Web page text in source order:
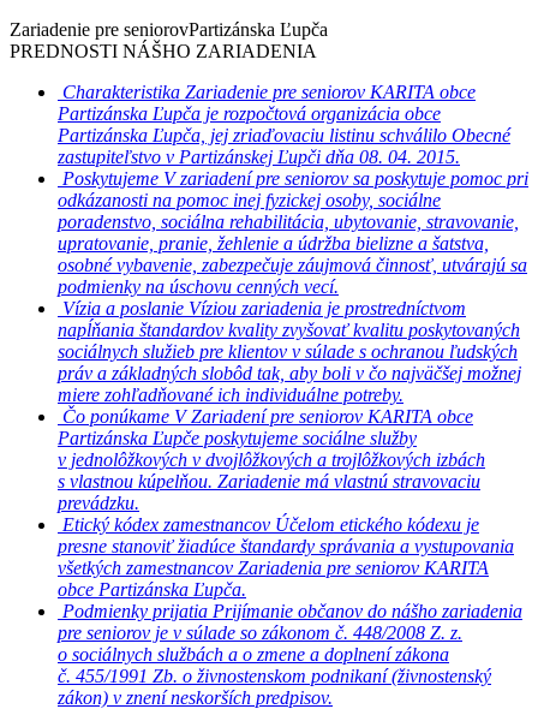
Zariadenie pre seniorovPartizánska Ľupča
PREDNOSTI NÁŠHO ZARIADENIA
Charakteristika Zariadenie pre seniorov KARITA obce
Partizánska Ľupča je rozpočtová organizácia obce
Partizánska Ľupča, jej zriaďovaciu listinu schválilo Obecné
zastupiteľstvo v Partizánskej Ľupči dňa 08. 04. 2015.
Poskytujeme V zariadení pre seniorov sa poskytuje pomoc pri
odkázanosti na pomoc inej fyzickej osoby, sociálne
poradenstvo, sociálna rehabilitácia, ubytovanie, stravovanie,
upratovanie, pranie, žehlenie a údržba bielizne a šatstva,
osobné vybavenie, zabezpečuje záujmová činnosť, utvárajú sa
podmienky na úschovu cenných vecí.
Vízia a poslanie Víziou zariadenia je prostredníctvom
napĺňania štandardov kvality zvyšovať kvalitu poskytovaných
sociálnych služieb pre klientov v súlade s ochranou ľudských
práv a základných slobôd tak, aby boli v čo najväčšej možnej
miere zohľadňované ich individuálne potreby.
Čo ponúkame V Zariadení pre seniorov KARITA obce
Partizánska Ľupče poskytujeme sociálne služby
v jednolôžkových v dvojlôžkových a trojlôžkových izbách
s vlastnou kúpelňou. Zariadenie má vlastnú stravovaciu
prevádzku.
Etický kódex zamestnancov Účelom etického kódexu je
presne stanoviť žiadúce štandardy správania a vystupovania
všetkých zamestnancov Zariadenia pre seniorov KARITA
obce Partizánska Ľupča.
Podmienky prijatia Prijímanie občanov do nášho zariadenia
pre seniorov je v súlade so zákonom č. 448/2008 Z. z.
o sociálnych službách a o zmene a doplnení zákona
č. 455/1991 Zb. o živnostenskom podnikaní (živnostenský
zákon) v znení neskorších predpisov.